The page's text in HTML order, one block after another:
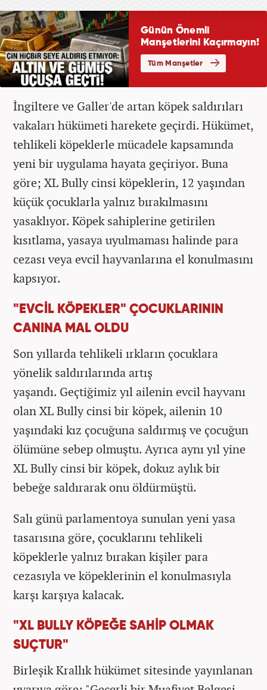
İngiltere ve Galler'de artan köpek saldırıları
vakaları hükümeti harekete geçirdi. Hükümet,
tehlikeli köpeklerle mücadele kapsamında
yeni bir uygulama hayata geçiriyor. Buna
göre; XL Bully cinsi köpeklerin, 12 yaşından
küçük çocuklarla yalnız bırakılmasını
yasaklıyor. Köpek sahiplerine getirilen
kısıtlama, yasaya uyulmaması halinde para
cezası veya evcil hayvanlarına el konulmasını
kapsıyor.
"EVCİL KÖPEKLER" ÇOCUKLARININ
CANINA MAL OLDU
Son yıllarda tehlikeli ırkların çocuklara
yönelik saldırılarında artış
yaşandı. Geçtiğimiz yıl ailenin evcil hayvanı
olan XL Bully cinsi bir köpek, ailenin 10
yaşındaki kız çocuğuna saldırmış ve çocuğun
ölümüne sebep olmuştu. Ayrıca aynı yıl yine
XL Bully cinsi bir köpek, dokuz aylık bir
bebeğe saldırarak onu öldürmüştü.
Salı günü parlamentoya sunulan yeni yasa
tasarısına göre, çocuklarını tehlikeli
köpeklerle yalnız bırakan kişiler para
cezasıyla ve köpeklerinin el konulmasıyla
karşı karşıya kalacak.
"XL BULLY KÖPEĞE SAHİP OLMAK
SUÇTUR"
Birleşik Krallık hükümet sitesinde yayınlanan